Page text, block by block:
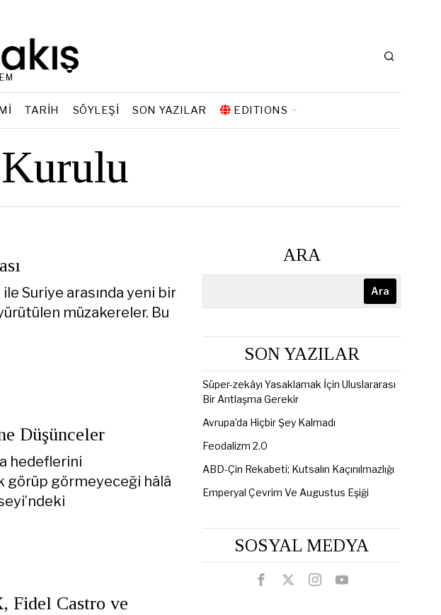
TARIH SÖYLEŞI SON YAZILAR EDITIONS
Suriye arasında yeni bir
müzakereler. Bu
Düşünceler
hedeflerini
görüp görmeyeceği hâlâ
Fidel Castro ve
ARA
Ara
SON YAZILAR
Süper-zekâyı Yasaklamak İçin Uluslararası
Bir Antlaşma Gerekir
Avrupa’da Hiçbir Şey Kalmadı
Feodalizm 2.0
ABD-Çin Rekabeti; Kutsalın Kaçınılmazlığı
Emperyal Çevrim Ve Augustus Eşiği
SOSYAL MEDYA